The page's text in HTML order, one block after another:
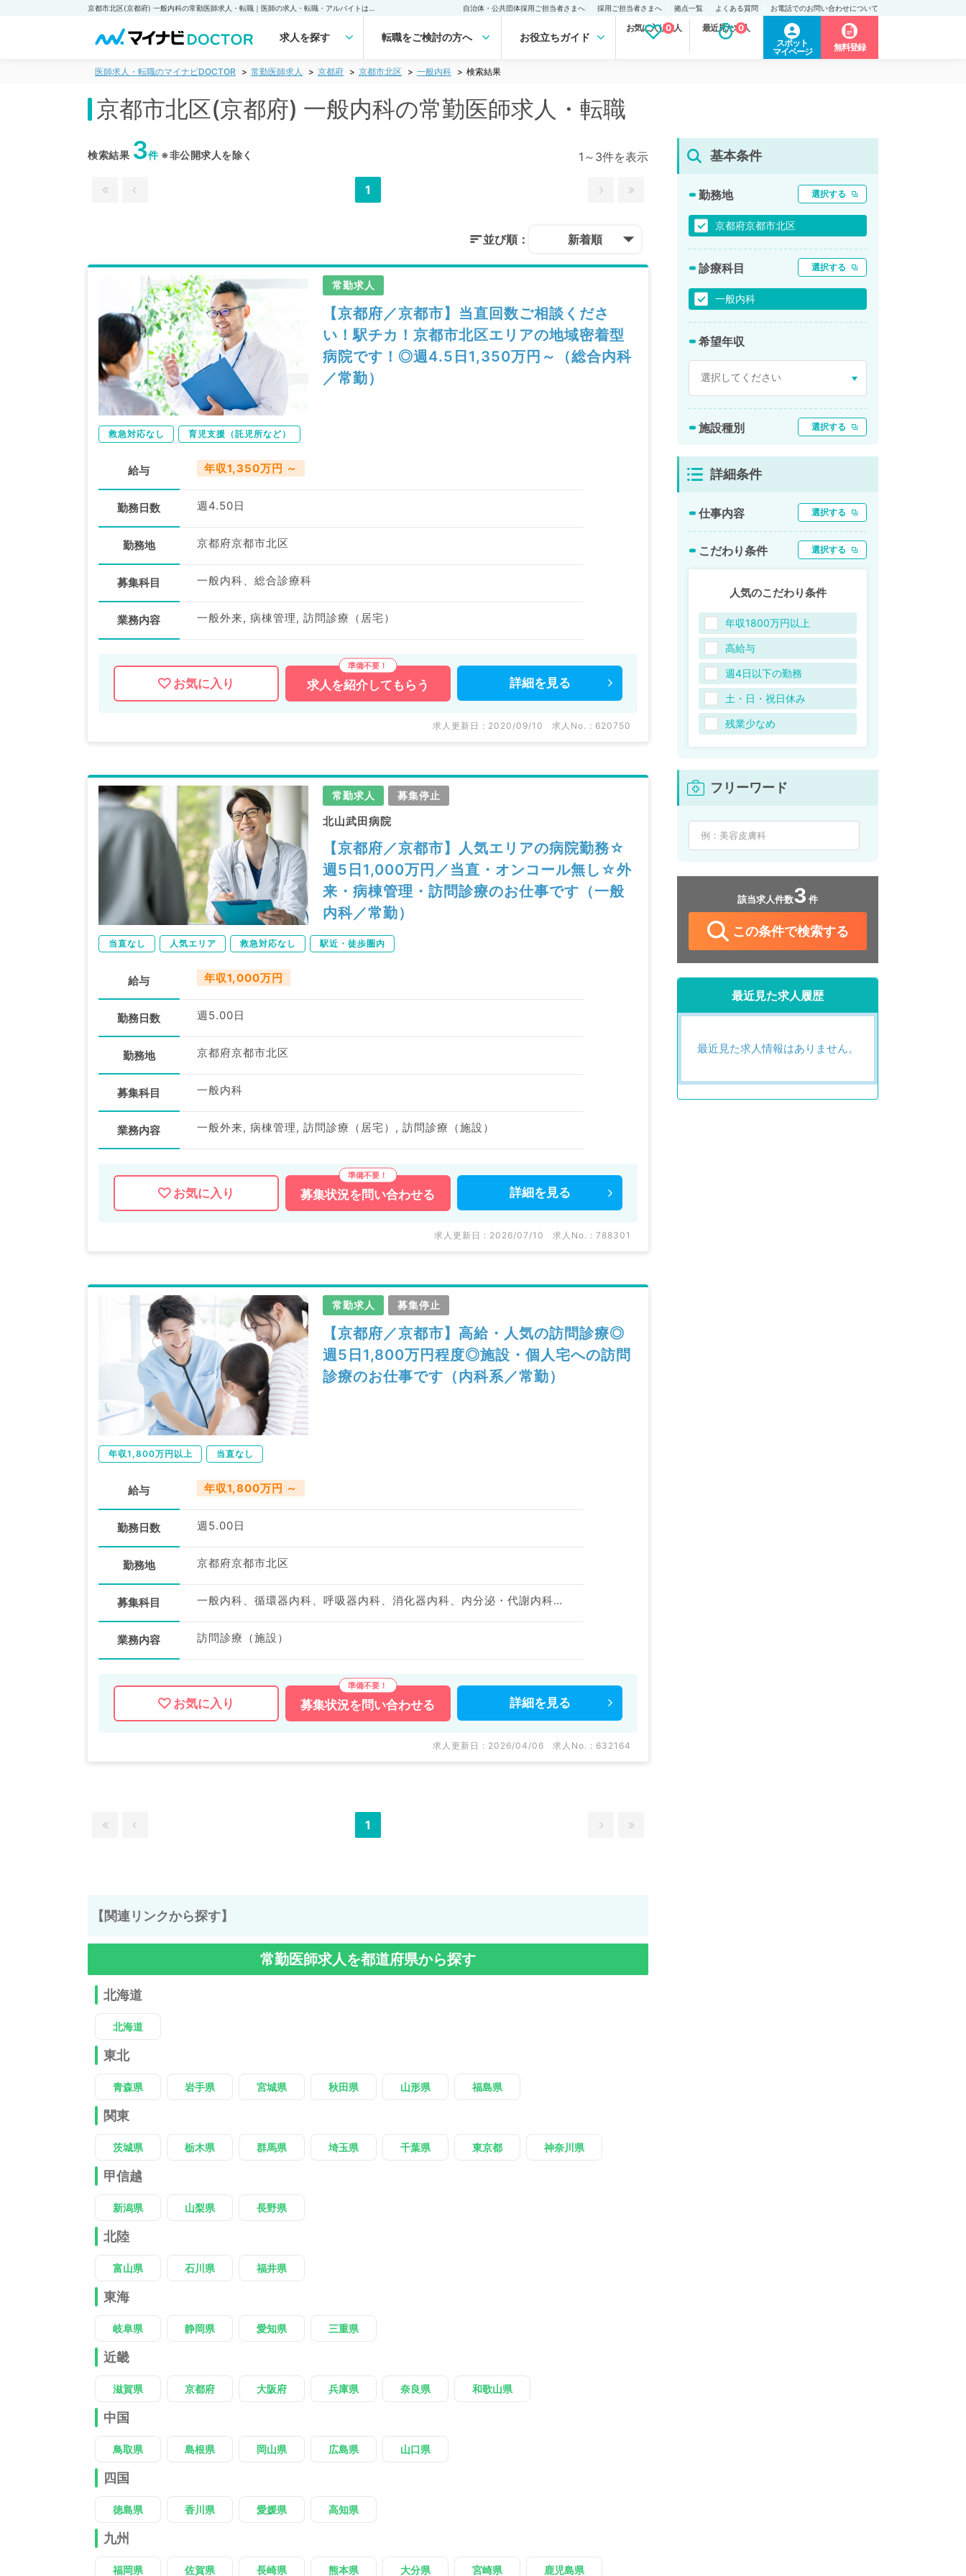
自治体・公共団体採用ご担当者さまへ 採用ご担当者さまへ 拠点一覧 よくある質問 お電話でのお問い合わせについて
求人を探す 転職をご検討の方へ お役立ちガイド
お気に入り求人
0 最近見た求人
0
スポット
マイページ
無料登録
医師求人・転職のマイナビDOCTOR 常勤医師求人 京都府 京都市北区 一般内科 検索結果
京都市北区(京都府) 一般内科の常勤医師求人・転職
検索結果 3件※非公開求人を除く 1～3件を表示
1
並び順： 新着順
常勤求人
【京都府／京都市】当直回数ご相談くださ
い！駅チカ！京都市北区エリアの地域密着型
病院です！◎週4.5日1,350万円～（総合内科
／常勤）
救急対応なし 育児支援（託児所など）
給与 年収1,350万円 ～
勤務日数 週4.50日
勤務地 京都府京都市北区
募集科目 一般内科、総合診療科
業務内容 一般外来, 病棟管理, 訪問診療（居宅）
お気に入り 求人を紹介してもらう 詳細を 見る
求人更新日 : 2020/09/10 求人No. : 620750
常勤求人 募集停止
北山武田病院
【京都府／京都市】人気エリアの病院勤務☆
週5日1,000万円／当直・オンコール無し☆外
来・病棟管理・訪問診療のお仕事です（一般
内科／常勤）
当直なし 人気エリア 救急対応なし 駅近・徒歩圏内
給与 年収1,000万円
勤務日数 週5.00日
勤務地 京都府京都市北区
募集科目 一般内科
業務内容 一般外来, 病棟管理, 訪問診療（居宅）, 訪問診療（施設）
お気に入り 募集状況を 問い合わせる 詳細を 見る
求人更新日 : 2026/07/10 求人No. : 788301
常勤求人 募集停止
【京都府／京都市】高給・人気の訪問診療◎
週5日1,800万円程度◎施設・個人宅への訪問
診療のお仕事です（内科系／常勤）
年収1,800万円以上 当直なし
給与 年収1,800万円 ～
勤務日数 週5.00日
勤務地 京都府京都市北区
募集科目 一般内科、循環器内科、呼吸器内科、消化器内科、内分泌・代謝内科、腎臓内科、老年内科
業務内容 訪問診療（施設）
お気に入り 募集状況を 問い合わせる 詳細を 見る
求人更新日 : 2026/04/06 求人No. : 632164
1
【関連リンクから探す】
常勤医師求人を都道府県から探す
北海道
北海道
東北
青森県 岩手県 宮城県 秋田県 山形県 福島県
関東
茨城県 栃木県 群馬県 埼玉県 千葉県 東京都 神奈川県
甲信越
新潟県 山梨県 長野県
北陸
富山県 石川県 福井県
東海
岐阜県 静岡県 愛知県 三重県
近畿
滋賀県 京都府 大阪府 兵庫県 奈良県 和歌山県
中国
鳥取県 島根県 岡山県 広島県 山口県
四国
徳島県 香川県 愛媛県 高知県
九州
福岡県 佐賀県 長崎県 熊本県 大分県 宮崎県 鹿児島県
基本条件
勤務地 選択する
京都府京都市北区
診療科目 選択する
一般内科
希望年収
施設種別 選択する
詳細条件
仕事内容 選択する
こだわり条件 選択する
人気のこだわり条件
年収1800万円以上
高給与
週4日以下の勤務
土・日・祝日休み
残業少なめ
フリーワード
該当求人件数3 件
この条件で検索する
最近見た求人履歴
最近見た求人情報はありません。